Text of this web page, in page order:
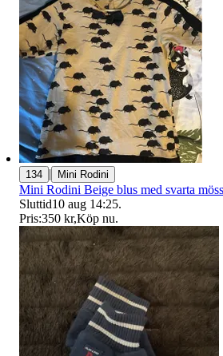
134 | Mini Rodini
Mini Rodini Beige blus med svarta
Sluttid10 aug 14:25.
Pris:350 kr,Köp nu.